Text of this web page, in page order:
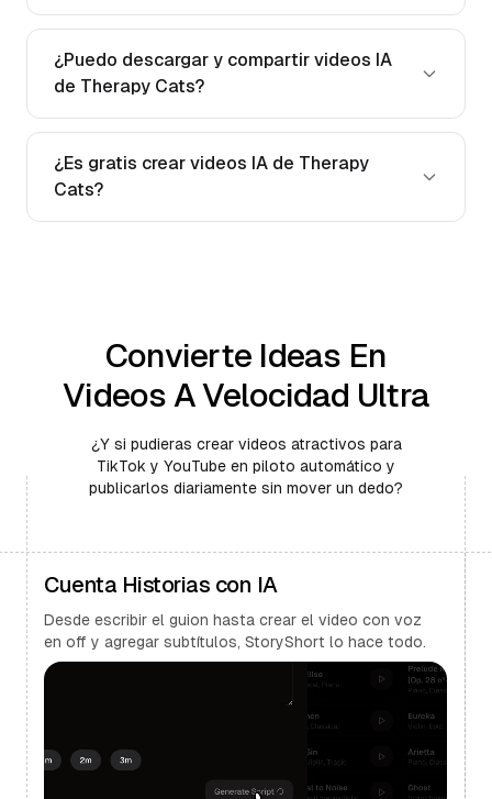
¿Puedo descargar y compartir videos IA
de Therapy Cats?
¿Es gratis crear videos IA de Therapy
Cats?
Convierte Ideas En
Videos A Velocidad Ultra
¿Y si pudieras crear videos atractivos para
TikTok y YouTube en piloto automático y
publicarlos diariamente sin mover un dedo?
Cuenta Historias con IA
Desde escribir el guion hasta crear el video con voz
en off y agregar subtítulos, StoryShort lo hace todo.